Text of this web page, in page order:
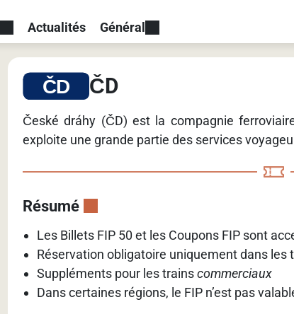
Actualités Général
ČD
České dráhy (ČD) est la compagnie
exploite une grande partie des services
Résumé
Les Billets FIP 50 et les Coupons FIP sont
Réservation obligatoire uniquement dans
Suppléments pour les trainscommerciaux
Dans certaines régions, le FIP n’est pas